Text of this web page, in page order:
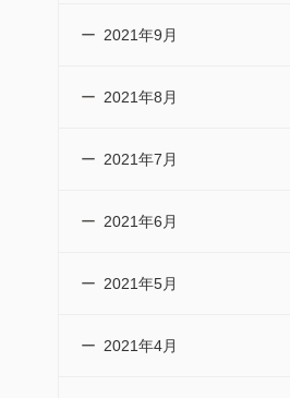
2021年9月
2021年8月
2021年7月
2021年6月
2021年5月
2021年4月